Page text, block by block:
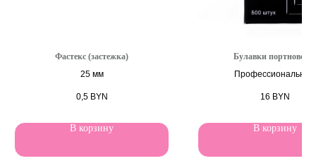
Фастекс (застежка)
25 мм
0,5 BYN
В корзину
Булавки
Профессиональные
16 BYN
В корзину